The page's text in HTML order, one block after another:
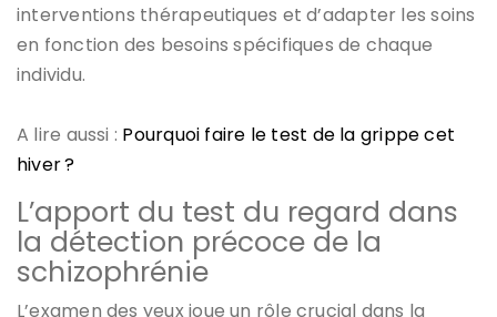
interventions thérapeutiques et d’adapter les soins
en fonction des besoins spécifiques de chaque
individu.
A lire aussi : Pourquoi faire le test de la grippe cet
hiver ?
L’apport du test du regard dans
la détection précoce de la
schizophrénie
L’examen des yeux joue un rôle crucial dans la